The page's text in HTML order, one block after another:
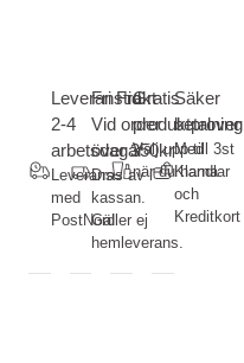
Leveranstid
2-4
arbetsdagar
Leverans
med
PostNord
Fri Frakt-
Vid order
över 350kr
Dras av i
kassan.
Gäller ej
hemleverans.
Gratis
produktprover
Välj upp till 3st
när du handlar
Säker
betalning
Med
Klarna
och
Kreditkort